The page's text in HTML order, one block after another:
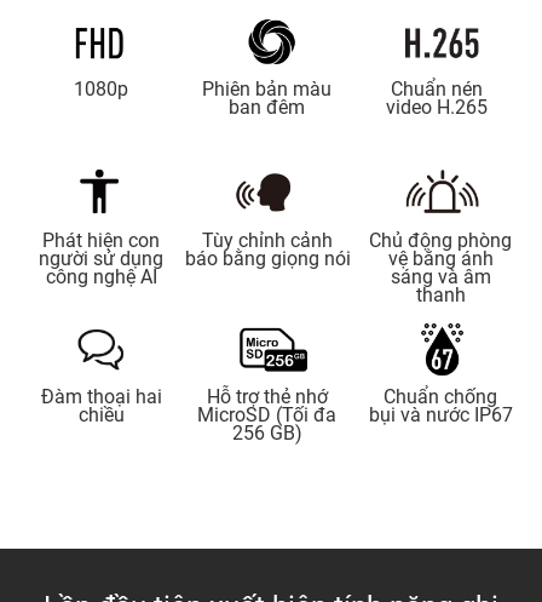
1080p
Phiên bản màu
ban đêm
Chuẩn nén
video H.265
Phát hiện con
người sử dụng
công nghệ AI
Tùy chỉnh cảnh
báo bằng giọng nói
Đàm thoại hai
chiều
Hỗ trợ thẻ nhớ
MicroSD (Tối đa
256 GB)
Chuẩn chống
bụi và nước IP67
Chủ động phòng
vệ bằng ánh
sáng và âm
thanh